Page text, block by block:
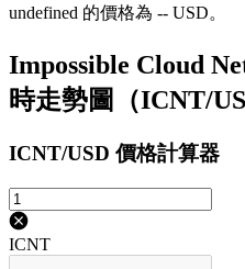
undefined 的價格為 -- USD。
Impossible Cloud
時走勢圖（ICNT/
ICNT/USD 價格計算器
ICNT